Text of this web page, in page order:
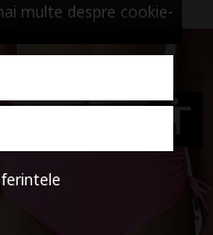
multe despre cookie-
accessibility
Inverseaza culorile
Nuante de gri
Cursor mare